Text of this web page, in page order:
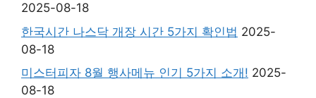
2025-08-18
한국시간 나스닥 개장 시간 5가지 확인법 2025-
08-18
미스터피자 8월 행사메뉴 인기 5가지 소개! 2025-
08-18